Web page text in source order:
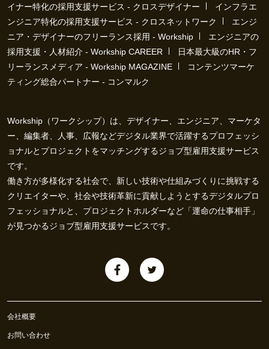
イナー特化の採用支援サービス - クロスデザイナー
インフラエ
ンジニア特化の採用支援サービス - クロスネットワーク
エンジ
ニア・デザイナーのフリーランス採用 - Workship
エンジニアの
採用支援・人材紹介 - Workship CAREER
日本最大級のHR・フ
リーランスメディア - Workship MAGAZINE
コンテンツマーケ
ティング総合パートナー - コンマルク
Workship（ワークシップ）は、デザイナー、エンジニア、マーケタ
ー、編集者、人事、広報などデジタル業界で活躍するプロフェッシ
ョナルとプロジェクトをマッチングするジョブ型雇用支援サービス
です。
働き方が多様化する社会で、新しい技術や仕組みづくりに挑戦する
クリエイターや、社会や技術革新に貢献しようとするデジタルプロ
フェッショナルと、プロジェクトホルダーなど「運命の仕事相手」
が見つかるジョブ型雇用支援サービスです。
会社概要
お問い合わせ